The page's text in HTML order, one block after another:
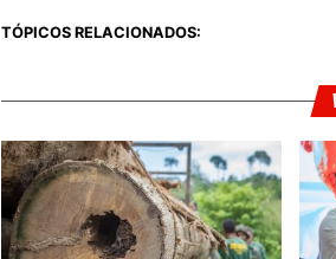
TÓPICOS RELACIONADOS: